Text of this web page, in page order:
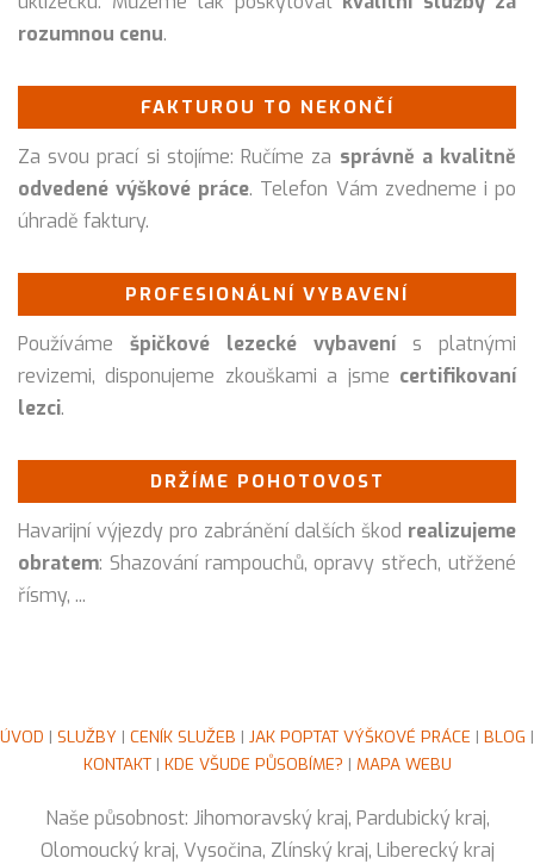
rozumnou cenu.
FAKTUROU TO NEKONČÍ
Za svou prací si stojíme: Ručíme za správně a kvalitně
odvedené výškové práce. Telefon Vám zvedneme i po
úhradě faktury.
PROFESIONÁLNÍ VYBAVENÍ
Používáme špičkové lezecké vybavenís platnými
revizemi, disponujeme zkouškami a jsme certifikovaní
lezci.
DRŽÍME POHOTOVOST
Havarijní výjezdy pro zabránění dalších škod realizujeme
obratem: Shazování rampouchů, opravy střech, utřžené
řísmy, ...
ÚVOD | SLUŽBY | CENÍK SLUŽEB | JAK POPTAT VÝŠKOVÉ PRÁCE | BLOG |
KONTAKT| KDE VŠUDE PŮSOBÍME? | MAPA WEBU
Naše působnost: Jihomoravský kraj, Pardubický kraj,
Olomoucký kraj, Vysočina, Zlínský kraj, Liberecký kraj